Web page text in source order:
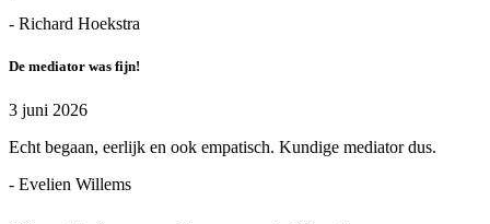
- Richard Hoekstra
De mediator was fijn!
3 juni 2026
Echt begaan, eerlijk en ook empatisch. Kundige mediator dus.
- Evelien Willems